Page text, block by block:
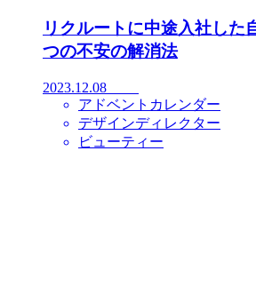
リクルートに中途入社した
つの不安の解消法
2023.12.08
アドベントカレンダー
デザインディレクター
ビューティー